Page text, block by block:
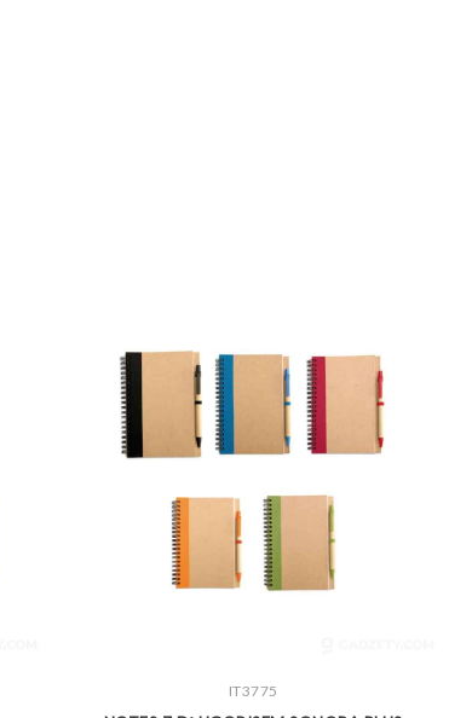
ZOBACZ WIĘCEJ
IT3775